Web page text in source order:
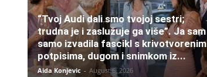
“Tvoj Audi dali smo tvojoj sestri;
trudna je i zaslužuje ga više”. Ja sam
samo izvadila fascikl s krivotvorenim
potpisima, dugom i snimkom iz...
Aida Konjevic - August 6, 2026